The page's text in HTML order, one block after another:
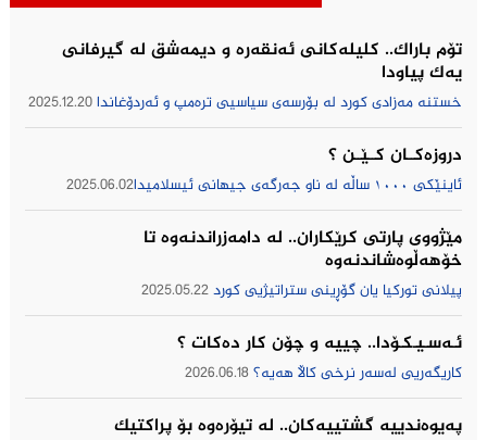
تۆم باراك.. کلیلەکانی ئەنقەرە و دیمەشق لە گیرفانی
یەک پیاودا
خستنە مەزادی کورد لە بۆرسەی سیاسیی ترەمپ و ئەردۆغاندا 2025.12.20
دروزەکــان کــێــن ؟
ئاینێکی ١٠٠٠ ساڵە لە ناو جەرگەی جیهانی ئیسلامیدا 2025.06.02
مێژووى پارتى كرێكاران.. لە دامەزراندنەوە تا
خۆهەڵوەشاندنەوە
پیلانی توركیا یان گۆڕینی ستراتیژیی كورد 2025.05.22
ئـەسـیـکـۆدا.. چییه‌ و چۆن كار ده‌كات ؟
كاریگه‌ریی له‌سه‌ر نرخی كاڵا هه‌یه‌؟ 2026.06.18
په‌یوه‌ندییه‌ گشتییه‌كان.. له‌ تیۆره‌وه‌ بۆ پراكتیك